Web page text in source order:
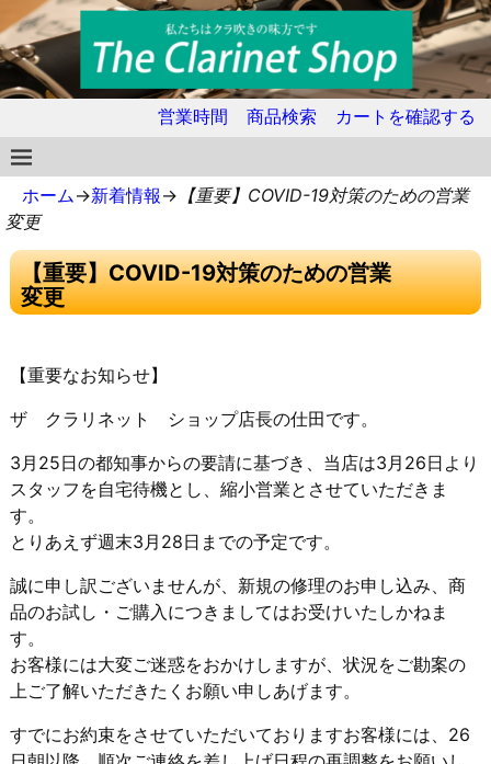
営業時間 商品検索 カートを確認する
ホーム→新着情報 → 【重要】COVID-19対策のための営業
変更
【重要】COVID-19対策のための営業
変更
【重要なお知らせ】
ザ クラリネット ショップ店長の仕田です。
3月25日の都知事からの要請に基づき、当店は3月26日より
ス タッフを自宅待機とし、縮小営業とさせていただきま
す。
とりあえず週末3月28日までの予定です。
誠に申し訳ございませんが、新規の修理のお申し込み、商
品のお試し・ご購入につきましてはお受けいたしかねま
す。
お客様には大変ご迷惑をおかけしますが、状況をご勘案の
上ご了解いただきたくお願い申しあげます。
すでにお約束をさせていただいておりますお客様には、26